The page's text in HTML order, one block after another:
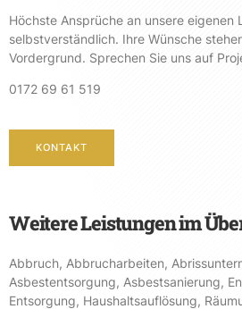
Höchste Ansprüche an unsere eigenen
selbstverständlich. Ihre Wünsche
Vordergrund. Sprechen Sie uns auf
0172 69 61 519
KONTAKT
Weitere Leistungen im
Abbruch, Abbrucharbeiten,
Asbestentsorgung, Asbestsanierung,
Entsorgung, Haushaltsauflösung,